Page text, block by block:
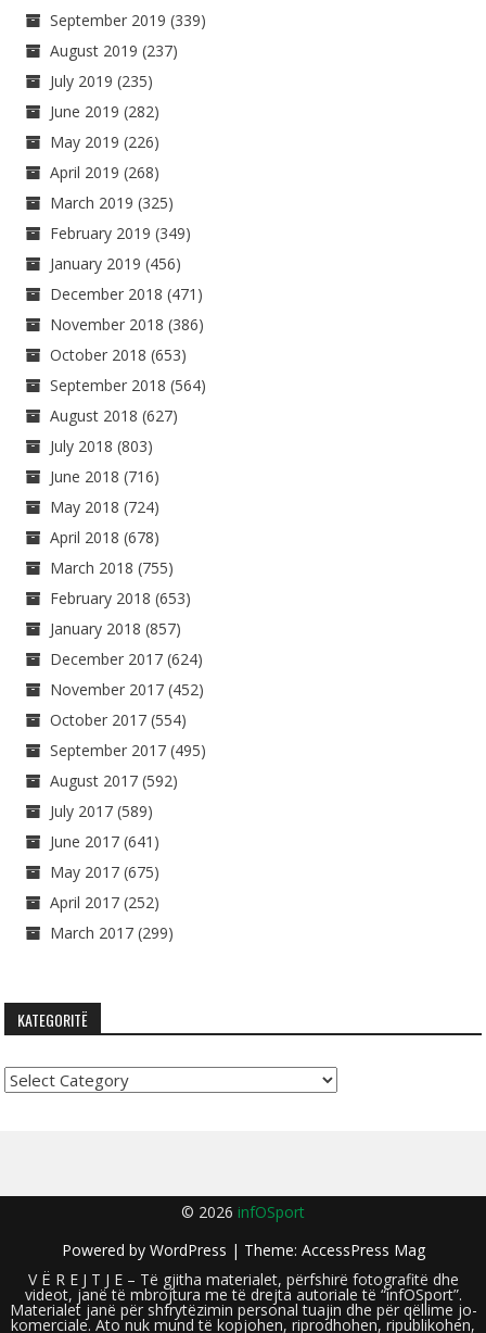
September 2019 (339)
August 2019 (237)
July 2019 (235)
June 2019 (282)
May 2019 (226)
April 2019 (268)
March 2019 (325)
February 2019 (349)
January 2019 (456)
December 2018 (471)
November 2018 (386)
October 2018 (653)
September 2018 (564)
August 2018 (627)
July 2018 (803)
June 2018 (716)
May 2018 (724)
April 2018 (678)
March 2018 (755)
February 2018 (653)
January 2018 (857)
December 2017 (624)
November 2017 (452)
October 2017 (554)
September 2017 (495)
August 2017 (592)
July 2017 (589)
June 2017 (641)
May 2017 (675)
April 2017 (252)
March 2017 (299)
KATEGORITË
Kategoritë
© 2026 infOSport
Powered by WordPress | Theme: AccessPress Mag
V Ë R E J T J E – Të gjitha materialet, përfshirë fotografitë dhe
videot, janë të mbrojtura me të drejta autoriale të “infOSport”.
Materialet janë për shfrytëzimin personal tuajin dhe për qëllime jo-
komerciale. Ato nuk mund të kopjohen, riprodhohen, ripublikohen,